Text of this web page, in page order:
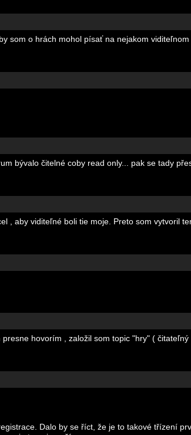
som o hrách mohol písať na nejakom
bývalo čitelné coby read only... pak se tady
, aby viditeľné boli tie moje. Preto som vytvoril
hovorím , založil som topic "hry" (
Dalo by se říct, že je to takové třízení